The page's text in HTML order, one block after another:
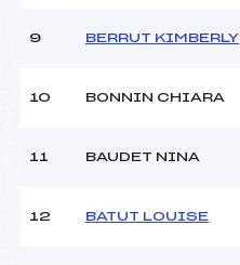
Météo :
Nombre de portes :
Traceur :
9 BERRUT KIMBERLY
10 BONNIN CHIARA
11 BAUDET NINA
12 BATUT LOUISE